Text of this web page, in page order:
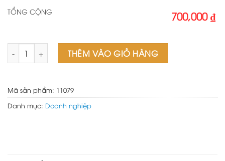
TỔNG CỘNG 700,000 ₫
Theme wordpress bán nệm số lượng
THÊM VÀO GIỎ HÀNG
Mã sản phẩm: 11079
Danh mục: Doanh nghiệp